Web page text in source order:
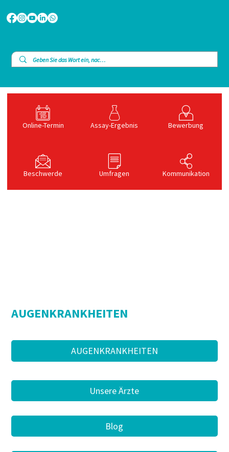
Blog
Unsere Ärzte
AUGENKRANKHEITEN
AUGENKRANKHEITEN
Online-Termin Assay-Ergebnis Bewerbung
Beschwerde Umfragen Kommunikation